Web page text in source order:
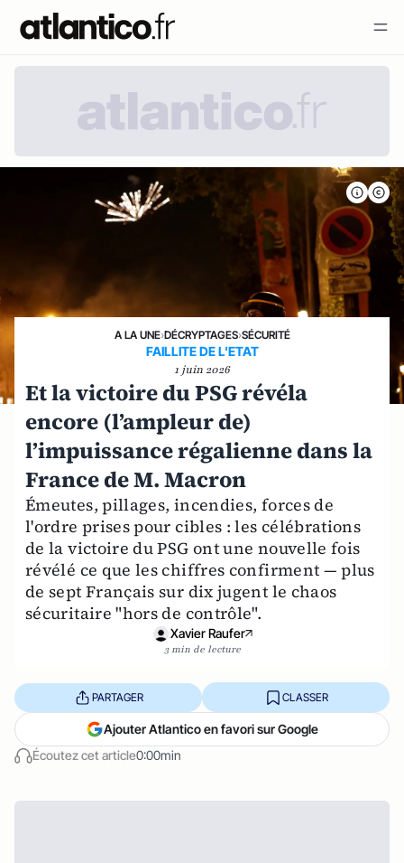
A LA UNE›DÉCRYPTAGES›SÉCURITÉ
FAILLITE DE L'ETAT
1 juin 2026
Et la victoire du PSG révéla
encore (l’ampleur de)
l’impuissance régalienne dans la
France de M. Macron
Émeutes, pillages, incendies, forces de
l'ordre prises pour cibles : les célébrations
de la victoire du PSG ont une nouvelle fois
révélé ce que les chiffres confirment — plus
de sept Français sur dix jugent le chaos
sécuritaire "hors de contrôle".
Xavier Raufer
3 min de lecture
Écoutez cet article0:00min
PARTAGER CLASSER
Ajouter Atlantico en favori sur Google